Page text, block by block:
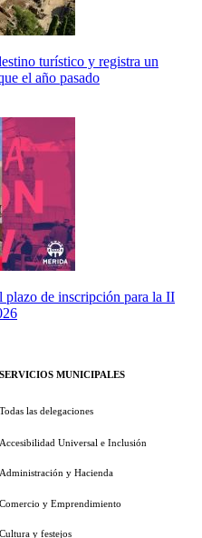
turístico y registra un
el año pasado
plazo de inscripción para la II
SERVICIOS MUNICIPALES
Todas las delegaciones
Accesibilidad Universal e Inclusión
Administración y Hacienda
Comercio y Emprendimiento
Cultura y festejos